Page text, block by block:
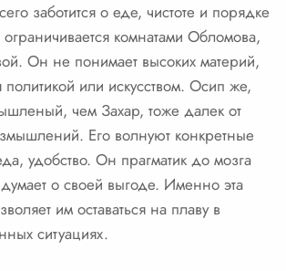
заботится о еде, чистоте и порядке
комнатами Обломова,
Он не понимает высоких материй,
политикой или искусством. Осип же,
чем Захар, тоже далек от
Его волнуют конкретные
удобство. Он прагматик до мозга
думает о своей выгоде. Именно эта
им оставаться на плаву в
ситуациях.